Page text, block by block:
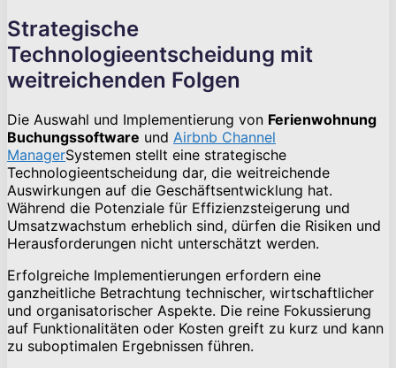
Strategische
Technologieentscheidung mit
weitreichenden Folgen
Die Auswahl und Implementierung von Ferienwohnung
Buchungssoftware und Airbnb Channel
ManagerSystemen stellt eine strategische
Technologieentscheidung dar, die weitreichende
Auswirkungen auf die Geschäftsentwicklung hat.
Während die Potenziale für Effizienzsteigerung und
Umsatzwachstum erheblich sind, dürfen die Risiken und
Herausforderungen nicht unterschätzt werden.
Erfolgreiche Implementierungen erfordern eine
ganzheitliche Betrachtung technischer, wirtschaftlicher
und organisatorischer Aspekte. Die reine Fokussierung
auf Funktionalitäten oder Kosten greift zu kurz und kann
zu suboptimalen Ergebnissen führen.